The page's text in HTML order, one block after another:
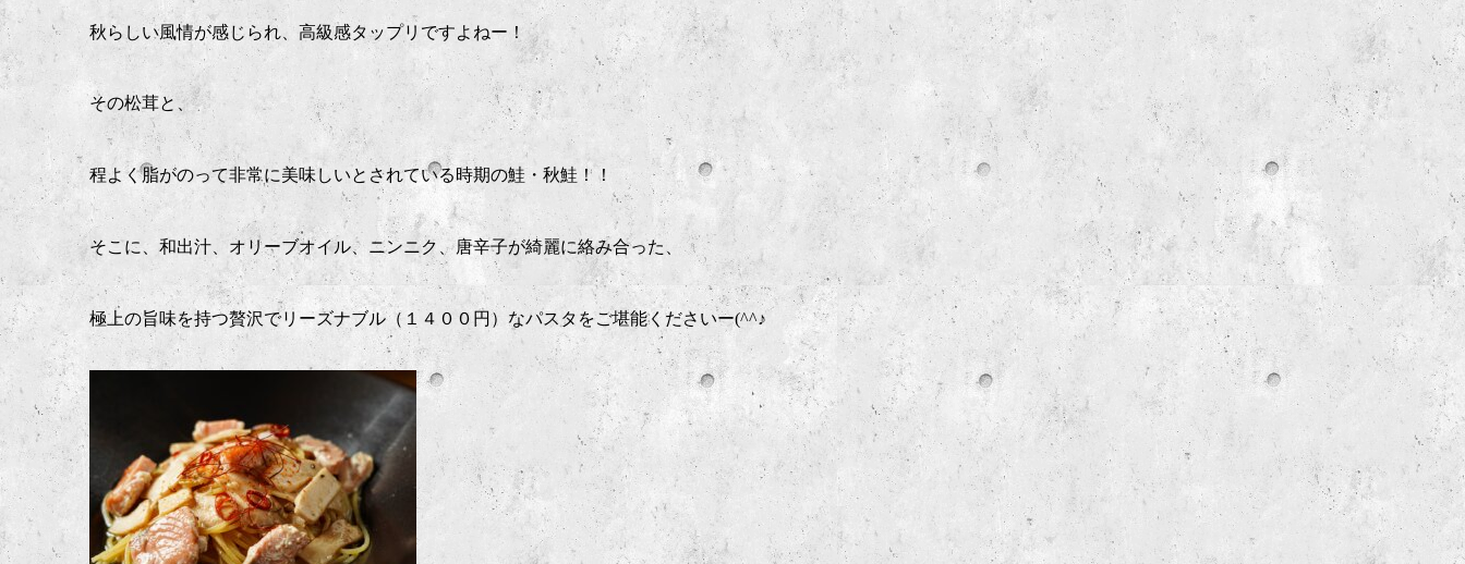
秋らしい風情が感じられ、高級感タップリですよねー！
その松茸と、
程よく脂がのって非常に美味しいとされている時期の鮭・秋鮭！！
そこに、和出汁、オリーブオイル、ニンニク、唐辛子が綺麗に絡み合った、
極上の旨味を持つ贅沢でリーズナブル（１４００円）なパスタをご堪能くださいー(^^♪